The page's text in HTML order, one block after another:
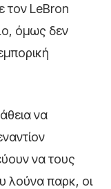
τον LeBron
όμως δεν
να
να τους
λούνα παρκ, οι